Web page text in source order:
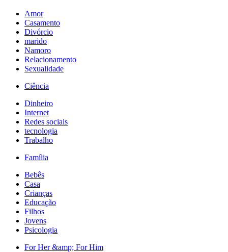
Amor
Casamento
Divórcio
marido
Namoro
Relacionamento
Sexualidade
Ciência
Dinheiro
Internet
Redes sociais
tecnologia
Trabalho
Família
Bebês
Casa
Crianças
Educação
Filhos
Jovens
Psicologia
For Her &amp; For Him